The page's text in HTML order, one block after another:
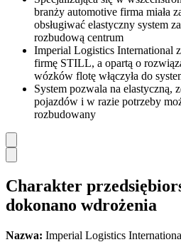
branży automotive firma miała
obsługiwać elastyczny system
rozbudową centrum
Imperial Logistics International
firmę STILL, a opartą o
wózków flotę włączyła do
System pozwala na elastyczną,
pojazdów i w razie potrzeby
rozbudowany
Charakter
dokonano wdrożenia
Nazwa: Imperial Logistics